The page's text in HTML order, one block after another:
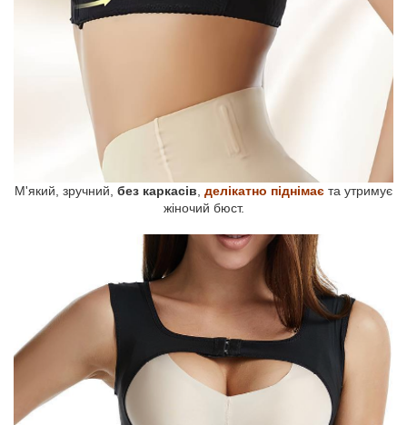
М'який, зручний, без каркасів делікатно піднімає та утримує
жіночий бюст.